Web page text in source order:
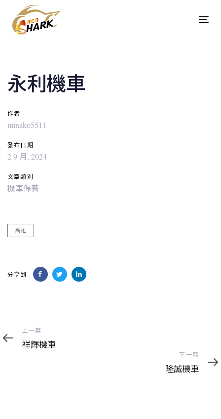
links
content
永利機車
作者
minako5511
發布日期
2 9 月, 2024
文章類別
機車保養
高雄
分享到
navigation
上
一
篇
上一篇
祥輝機車
一
篇
下一篇
隆誠機車